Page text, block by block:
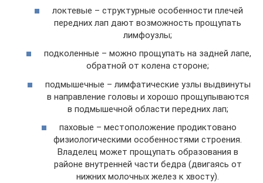
локтевые – структурные особенности плечей
передних лап дают возможность прощупать
лимфоузлы;
подколенные – можно прощупать на задней лапе,
обратной от колена стороне;
подмышечные – лимфатические узлы выдвинуты
в направление головы и хорошо прощупываются
в подмышечной области передних лап;
паховые – местоположение продиктовано
физиологическими особенностями строения.
Владелец может прощупать образования в
районе внутренней части бедра (двигаясь от
нижних молочных желез к хвосту).